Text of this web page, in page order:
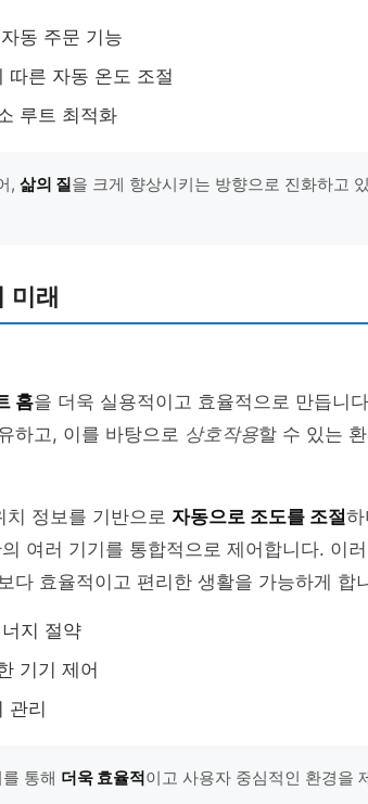
동 주문 기능
따른 자동 온도 조절
루트 최적화
, 삶의 질을 크게 향상시키는 방향으로 진화하고
미래
홈을 더욱 실용적이고 효율적으로 만듭니
하고, 이를 바탕으로 상호작용할 수 있는
정보를 기반으로 자동으로 조도를 조절
여러 기기를 통합적으로 제어합니다. 이
다 효율적이고 편리한 생활을 가능하게 합
지 절약
기기 제어
관리
통해 더욱 효율적이고 사용자 중심적인 환경을